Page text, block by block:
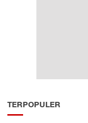
TERPOPULER